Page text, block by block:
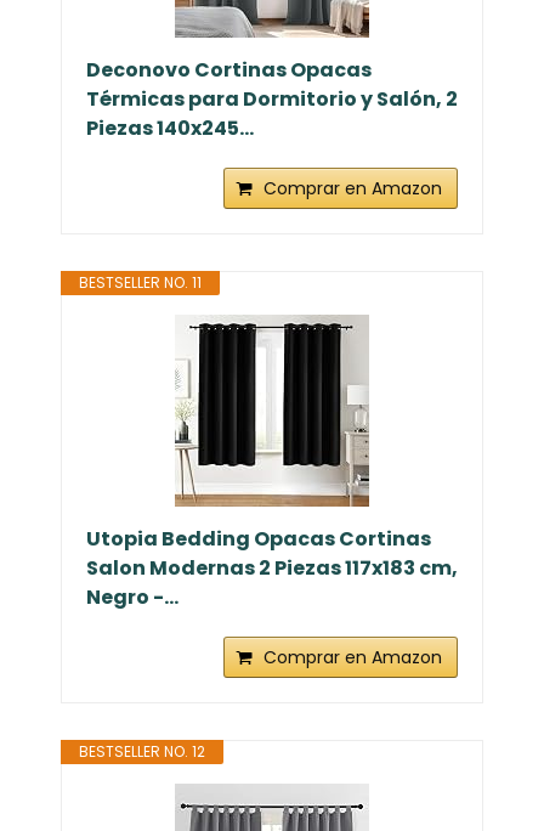
Deconovo Cortinas Opacas
Térmicas para Dormitorio y Salón, 2
Piezas 140x245...
Comprar en Amazon
BESTSELLER NO. 11
Utopia Bedding Opacas Cortinas
Salon Modernas 2 Piezas 117x183 cm,
Negro -...
Comprar en Amazon
BESTSELLER NO. 12